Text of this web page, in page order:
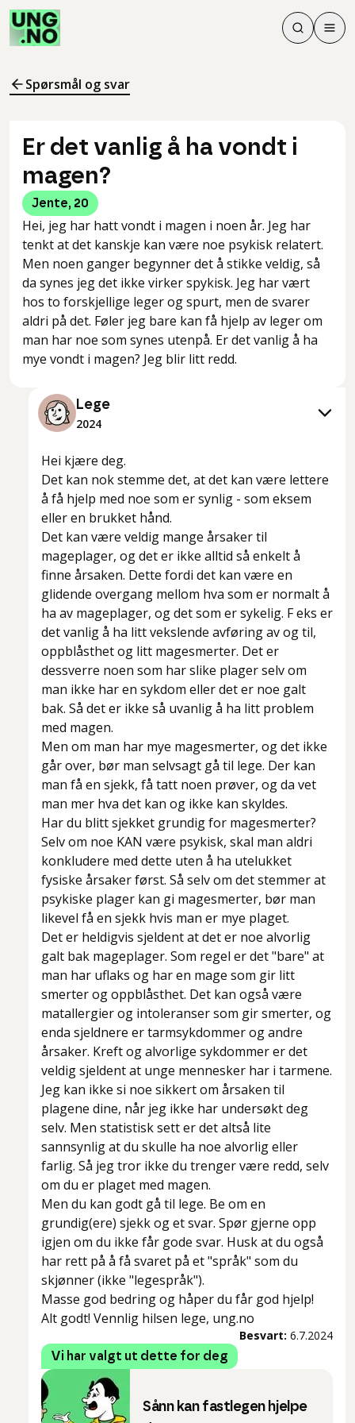
Søk
Søk
Meny
Spørsmål og svar
Er det vanlig å ha vondt i
magen?
Jente, 20
Hei, jeg har hatt vondt i magen i noen år. Jeg har
tenkt at det kanskje kan være noe psykisk relatert.
Men noen ganger begynner det å stikke veldig, så
da synes jeg det ikke virker spykisk. Jeg har vært
hos to forskjellige leger og spurt, men de svarer
aldri på det. Føler jeg bare kan få hjelp av leger om
man har noe som synes utenpå. Er det vanlig å ha
mye vondt i magen? Jeg blir litt redd.
Lege
2024
Hei kjære deg.
Det kan nok stemme det, at det kan være lettere
å få hjelp med noe som er synlig - som eksem
eller en brukket hånd.
Det kan være veldig mange årsaker til
mageplager, og det er ikke alltid så enkelt å
finne årsaken. Dette fordi det kan være en
glidende overgang mellom hva som er normalt å
ha av mageplager, og det som er sykelig. F eks er
det vanlig å ha litt vekslende avføring av og til,
oppblåsthet og litt magesmerter. Det er
dessverre noen som har slike plager selv om
man ikke har en sykdom eller det er noe galt
bak. Så det er ikke så uvanlig å ha litt problem
med magen.
Men om man har mye magesmerter, og det ikke
går over, bør man selvsagt gå til lege. Der kan
man få en sjekk, få tatt noen prøver, og da vet
man mer hva det kan og ikke kan skyldes.
Har du blitt sjekket grundig for magesmerter?
Selv om noe KAN være psykisk, skal man aldri
konkludere med dette uten å ha utelukket
fysiske årsaker først. Så selv om det stemmer at
psykiske plager kan gi magesmerter, bør man
likevel få en sjekk hvis man er mye plaget.
Det er heldigvis sjeldent at det er noe alvorlig
galt bak mageplager. Som regel er det "bare" at
man har uflaks og har en mage som gir litt
smerter og oppblåsthet. Det kan også være
matallergier og intoleranser som gir smerter, og
enda sjeldnere er tarmsykdommer og andre
årsaker. Kreft og alvorlige sykdommer er det
veldig sjeldent at unge mennesker har i tarmene.
Jeg kan ikke si noe sikkert om årsaken til
plagene dine, når jeg ikke har undersøkt deg
selv. Men statistisk sett er det altså lite
sannsynlig at du skulle ha noe alvorlig eller
farlig. Så jeg tror ikke du trenger være redd, selv
om du er plaget med magen.
Men du kan godt gå til lege. Be om en
grundig(ere) sjekk og et svar. Spør gjerne opp
igjen om du ikke får gode svar. Husk at du også
har rett på å få svaret på et "språk" som du
skjønner (ikke "legespråk").
Masse god bedring og håper du får god hjelp!
Alt godt! Vennlig hilsen lege, ung.no
Besvart: 6.7.2024
Vi har valgt ut dette for deg
Sånn kan fastlegen hjelpe